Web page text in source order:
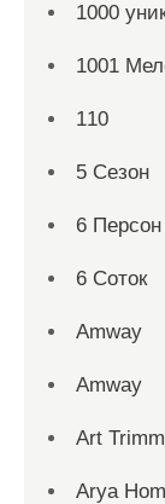
1000
1001
110
5 Сезон
6 Персон
6 Соток
Amway
Amway
Art
Arya